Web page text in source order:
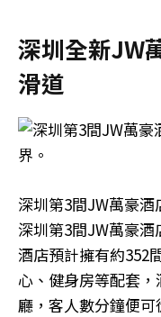
深圳全新JW
滑道
深圳第3間JW萬豪酒
深圳第3間JW萬豪酒
酒店預計擁有約352
心、健身房等配套
廳，客人數分鐘便